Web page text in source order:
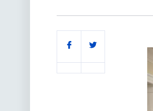
Поділитись